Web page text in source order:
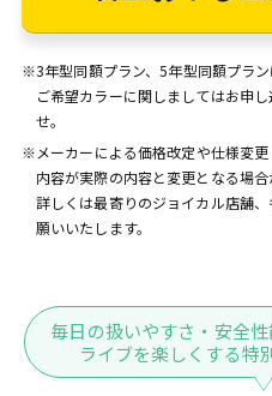
※3年型同額プラン、5年型同額プラン
ご希望カラーに関しましてはお申
せ。
※メーカーによる価格改定や仕様変
内容が実際の内容と変更となる場合
詳しくは最寄りのジョイカル店舗
願いいたします。
毎日の扱いやすさ・安全
ライブを楽しくする特